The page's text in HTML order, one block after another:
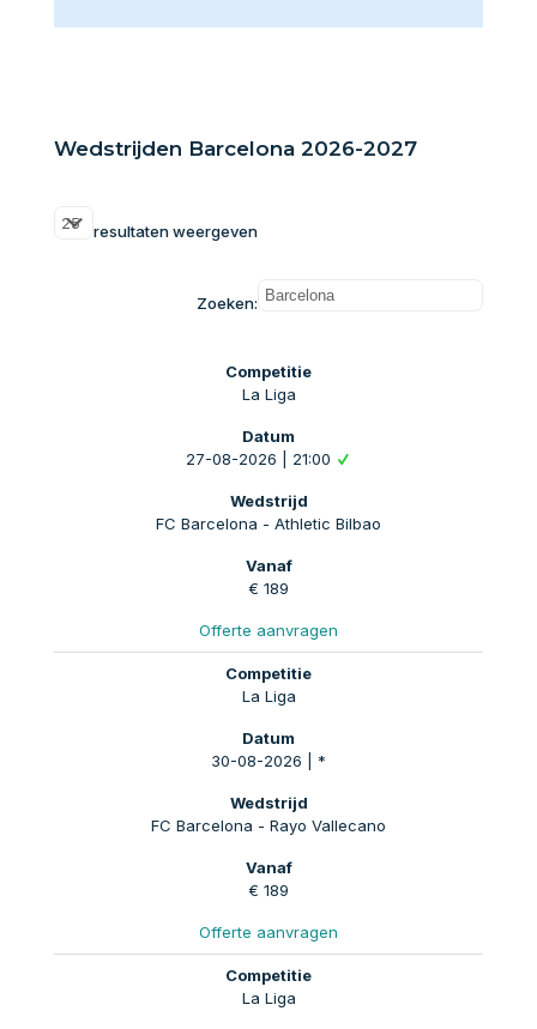
Wedstrijden Barcelona 2026-2027
resultaten weergeven
Zoeken:
La Liga
27-08-2026 | 21:00
FC Barcelona - Athletic Bilbao
€ 189
Offerte aanvragen
La Liga
30-08-2026 | *
FC Barcelona - Rayo Vallecano
€ 189
Offerte aanvragen
La Liga